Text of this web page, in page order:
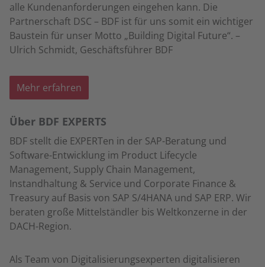
alle Kundenanforderungen eingehen kann. Die
Partnerschaft DSC – BDF ist für uns somit ein wichtiger
Baustein für unser Motto „Building Digital Future“. –
Ulrich Schmidt, Geschäftsführer BDF
Mehr erfahren
Über BDF EXPERTS
BDF stellt die EXPERTen in der SAP-Beratung und
Software-Entwicklung im Product Lifecycle
Management, Supply Chain Management,
Instandhaltung & Service und Corporate Finance &
Treasury auf Basis von SAP S/4HANA und SAP ERP. Wir
beraten große Mittelständler bis Weltkonzerne in der
DACH-Region.
Als Team von Digitalisierungsexperten digitalisieren